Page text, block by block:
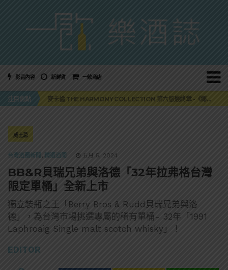
影音內容 新鮮貨 一飲商店
注目焦點
美國正式恢復蘇格蘭威士忌零關稅！烈酒產業再次迎來重磅利多
麥卡倫 THE HARMONY COLLECTION 第六版最終章 -《椰風煖韻》
角嗨尬炸物X爽快這一步，角瓶攜手頂呱呱 全新套餐限時登場
威士忌
台灣酒圈新聞 , 精選酒聞 五月 5, 2024
BB&R貝瑞兄弟與洛德「32年拉弗格台灣
限定單桶」全新上市
獨立裝瓶之王「Berry Bros & Rudd貝瑞兄弟與洛
德」，為台灣市場挑選專屬的稀有單桶- 32年「1991
Laphroaig Single malt scotch whisky」！
EDITOR